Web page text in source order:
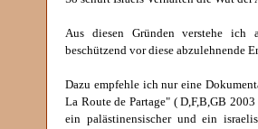
Aus diesen Gründen verstehe ich
beschützend vor diese abzulehnende
Dazu empfehle ich nur eine
La Route de Partage" ( D,F,B,GB
ein palästinensischer und ein